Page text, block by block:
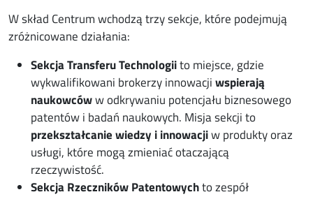
W skład Centrum wchodzą trzy sekcje, które podejmują
zróżnicowane działania:
Sekcja Transferu Technologiito miejsce, gdzie
wykwalifikowani brokerzy innowacjiwspierają
naukowcóww odkrywaniu potencjału biznesowego
patentów i badań naukowych. Misja sekcji to
przekształcanie wiedzy i innowacjiw produkty oraz
usługi, które mogą zmieniać otaczającą
rzeczywistość.
Sekcja Rzeczników Patentowychto zespół